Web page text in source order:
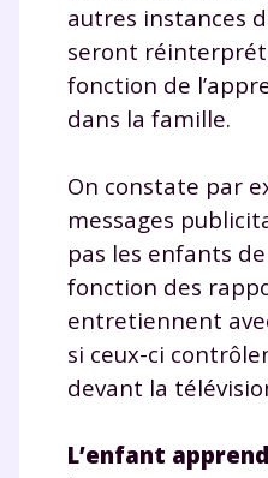
autres instances
seront
fonction de
dans la famille.
On constate par
messages
pas les enfants
fonction des
entretiennent
si ceux-ci
devant la
L’enfant